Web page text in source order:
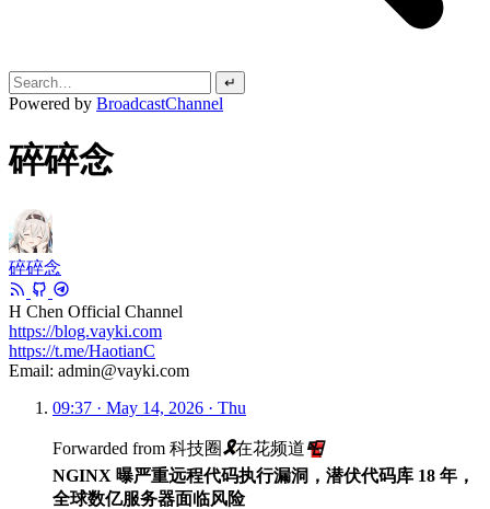
↵
Powered by BroadcastChannel
碎碎念
碎碎念
H Chen Official Channel
https://blog.vayki.com
https://t.me/HaotianC
Email: admin@vayki.com
09:37 · May 14, 2026 · Thu
Forwarded from 科技圈🎗在花频道📮
NGINX 曝严重远程代码执行漏洞，潜伏代码库 18 年，
全球数亿服务器面临风险